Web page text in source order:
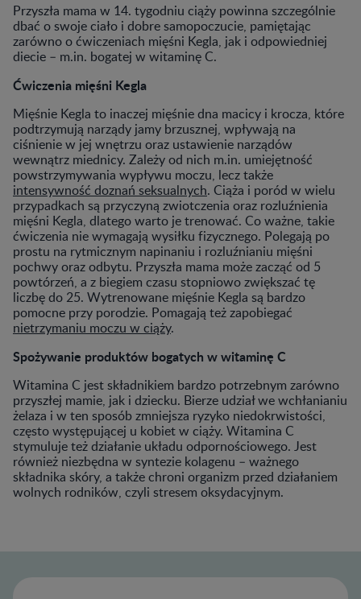
Przyszła mama w 14. tygodniu ciąży powinna szczególnie
dbać o swoje ciało i dobre samopoczucie, pamiętając
zarówno o ćwiczeniach mięśni Kegla, jak i odpowiedniej
diecie – m.in. bogatej w witaminę C.
Ćwiczenia mięśni Kegla
Mięśnie Kegla to inaczej mięśnie dna macicy i krocza, które
podtrzymują narządy jamy brzusznej, wpływają na
ciśnienie w jej wnętrzu oraz ustawienie narządów
wewnątrz miednicy. Zależy od nich m.in. umiejętność
powstrzymywania wypływu moczu, lecz także
intensywność doznań seksualnych. Ciąża i poród w wielu
przypadkach są przyczyną zwiotczenia oraz rozluźnienia
mięśni Kegla, dlatego warto je trenować. Co ważne, takie
ćwiczenia nie wymagają wysiłku fizycznego. Polegają po
prostu na rytmicznym napinaniu i rozluźnianiu mięśni
pochwy oraz odbytu. Przyszła mama może zacząć od 5
powtórzeń, a z biegiem czasu stopniowo zwiększać tę
liczbę do 25. Wytrenowane mięśnie Kegla są bardzo
pomocne przy porodzie. Pomagają też zapobiegać
nietrzymaniu moczu w ciąży.
Spożywanie produktów bogatych w witaminę C
Witamina C jest składnikiem bardzo potrzebnym zarówno
przyszłej mamie, jak i dziecku. Bierze udział we wchłanianiu
żelaza i w ten sposób zmniejsza ryzyko niedokrwistości,
często występującej u kobiet w ciąży. Witamina C
stymuluje też działanie układu odpornościowego. Jest
również niezbędna w syntezie kolagenu – ważnego
składnika skóry, a także chroni organizm przed działaniem
wolnych rodników, czyli stresem oksydacyjnym.